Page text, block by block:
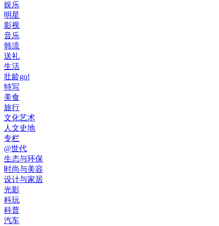
娱乐
明星
影视
音乐
韩流
送礼
生活
壮龄go!
特写
美食
旅行
文化艺术
人文史地
专栏
@世代
生态与环保
时尚与美容
设计与家居
光影
科玩
科普
汽车